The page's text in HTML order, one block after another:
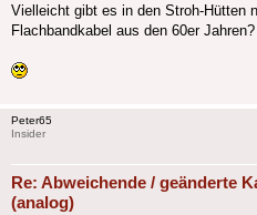
Vielleicht gibt es in den Stroh-Hütten
Flachbandkabel aus den 60er Jahren?
Peter65
Insider
Re: Abweichende / geänderte
(analog)